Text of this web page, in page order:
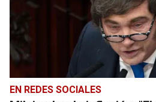
EN REDES SOCIALES